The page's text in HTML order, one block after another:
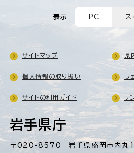
表示 PC ス
岩手県庁
〒020-8570 岩手県盛岡市内丸
サイトマップ 県
個人情報の取り扱い ウ
サイトの利用ガイド リ